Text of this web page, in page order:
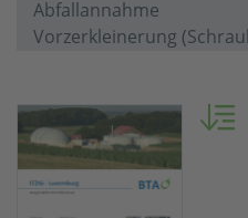
Abfallannahme
Vorzerkleinerung